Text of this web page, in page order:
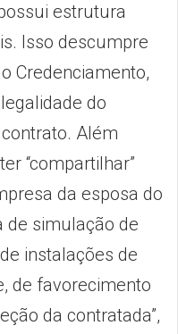
estrutura
Isso descumpre
Credenciamento,
do
Além
“compartilhar”
da esposa do
de simulação de
instalações de
de favorecimento
da contratada”,